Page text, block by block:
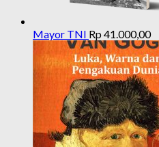
Mayor TNI Rp 41.000,00